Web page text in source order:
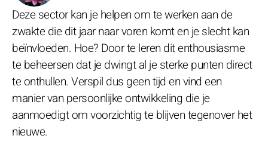
Deze sector kan je helpen om te werken aan de
zwakte die dit jaar naar voren komt en je slecht kan
beïnvloeden. Hoe? Door te leren dit enthousiasme
te beheersen dat je dwingt al je sterke punten direct
te onthullen. Verspil dus geen tijd en vind een
manier van persoonlijke ontwikkeling die je
aanmoedigt om voorzichtig te blijven tegenover het
nieuwe.